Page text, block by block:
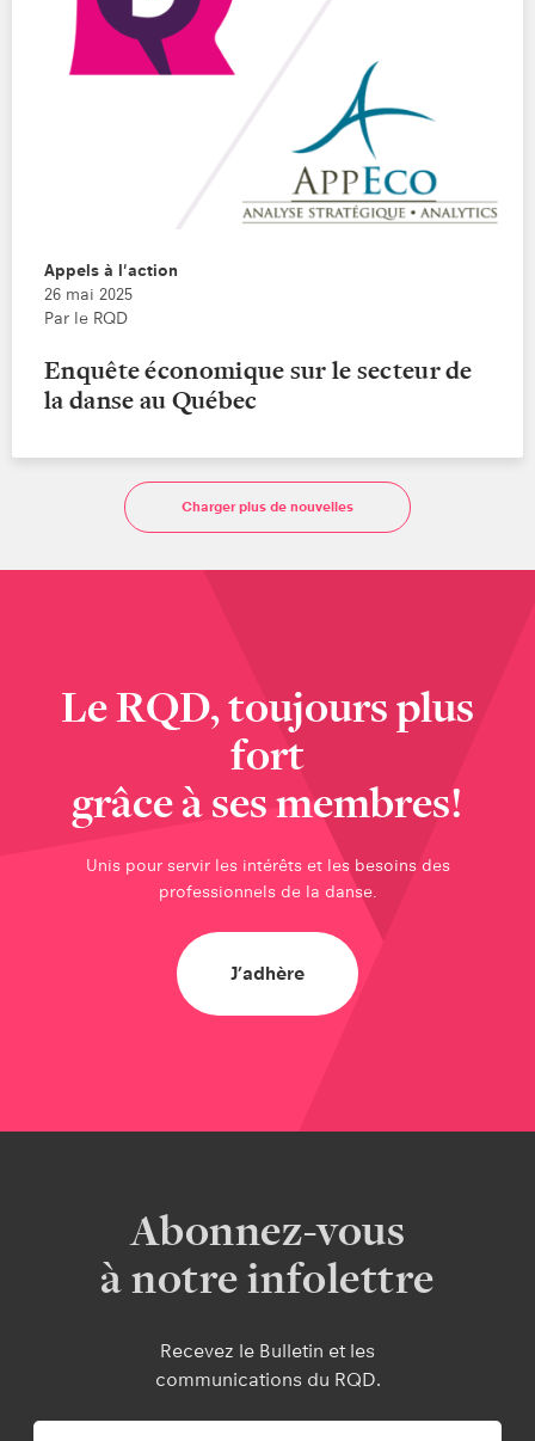
Appels à l'action
26 mai 2025
Par le RQD
Enquête économique sur le secteur de
la danse au Québec
Charger plus de nouvelles
Le RQD, toujours plus
fort
grâce à ses membres!
Unis pour servir les intérêts et les besoins des
professionnels de la danse.
J’adhère
Abonnez-vous
à notre infolettre
Recevez le Bulletin et les
communications du RQD.